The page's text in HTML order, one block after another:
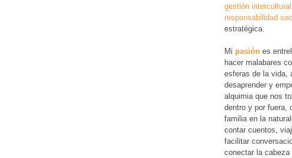
gestión intercultural
responsabilidad
estratégica.
Mi pasión es
hacer malabares
esferas de la vida,
desaprender y
alquimia que nos
dentro y por fuera,
familia en la
contar cuentos,
facilitar
conectar la